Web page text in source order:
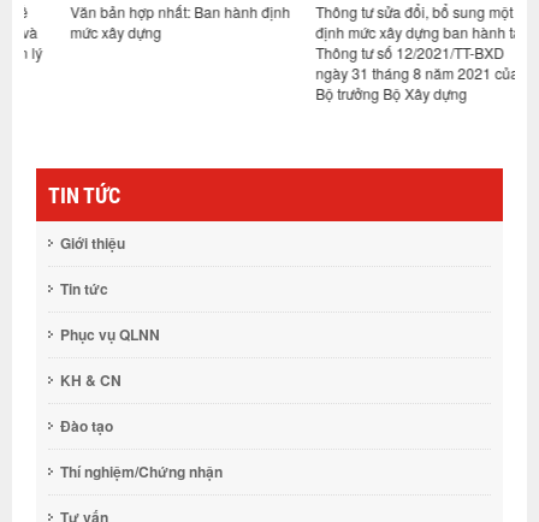
Văn bản hợp nhất: Ban hành định
mức xây dựng
Thông tư sửa đổi, bổ sung một số
định mức xây dựng ban hành tại
Thông tư số 12/2021/TT-BXD
ngày 31 tháng 8 năm 2021 của
Bộ trưởng Bộ Xây dựng
TIN TỨC
Giới thiệu
Tin tức
Phục vụ QLNN
KH & CN
Đào tạo
Thí nghiệm/Chứng nhận
Tư vấn